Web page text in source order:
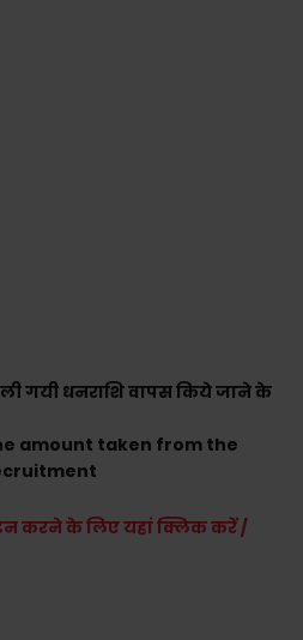
ली गयी धनराशि वापस किये जाने के
amount taken from the
करने के लिए यहां क्लिक करें /